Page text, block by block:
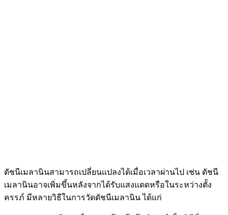
ดัชนีเมลานินสามารถเปลี่ยนแปลงได้เมื่อเวลาผ่านไป เช่น ดัชนี
เมลานินอาจเพิ่มขึ้นหลังจากได้รับแสงแดดหรือในระหว่างตั้ง
ครรภ์ มีหลายวิธีในการวัดดัชนีเมลานิน ได้แก่